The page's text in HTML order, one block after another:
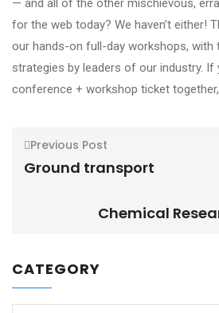
— and all of the other mischievous,
for the web today? We haven’t either!
our hands-on full-day workshops, with
strategies by leaders of our industry. If
conference + workshop ticket together,
Previous Post
Ground transport
Chemical
CATEGORY